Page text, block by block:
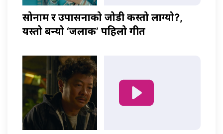
सोनाम र उपासनाको जोडी कस्तो लाग्यो?,
यस्तो बन्यो ‘जलाकी’ पहिलो गीत